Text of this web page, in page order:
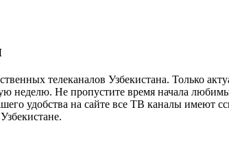
телеканалов Узбекистана. Только
неделю. Не пропустите время начала
удобства на сайте все ТВ каналы имеют